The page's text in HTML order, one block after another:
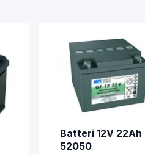
Batteri 12V 22Ah
52050